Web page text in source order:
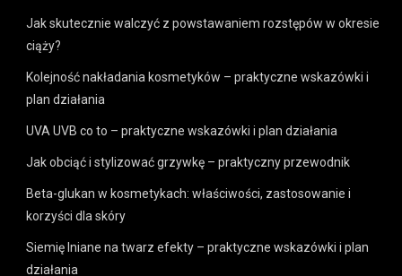
Jak skutecznie walczyć z powstawaniem rozstępów w okresie
ciąży?
Kolejność nakładania kosmetyków – praktyczne wskazówki i
plan działania
UVA UVB co to – praktyczne wskazówki i plan działania
Jak obciąć i stylizować grzywkę – praktyczny przewodnik
Beta-glukan w kosmetykach: właściwości, zastosowanie i
korzyści dla skóry
Siemię lniane na twarz efekty – praktyczne wskazówki i plan
działania